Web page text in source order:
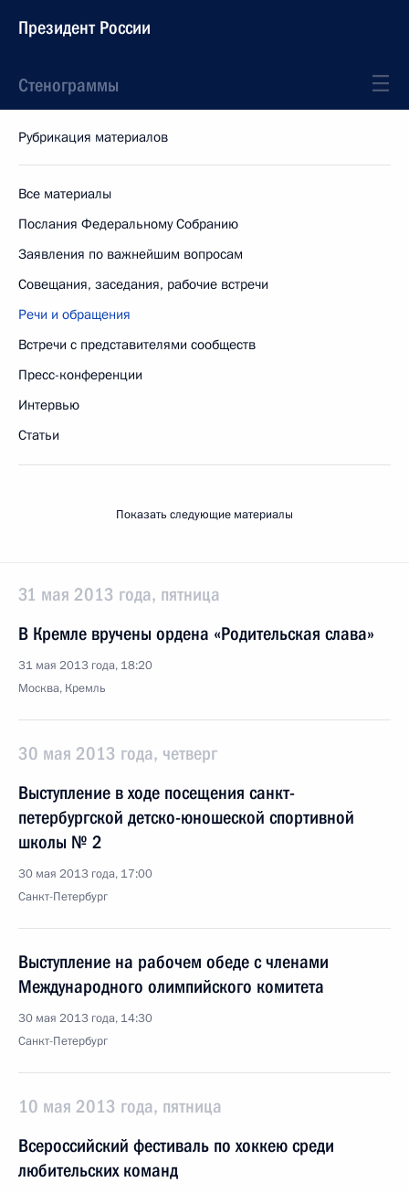
Президент России
Стенограммы
Рубрикация материалов
Все материалы
Послания Федеральному Собранию
Заявления по важнейшим вопросам
Совещания, заседания, рабочие встречи
Речи и обращения
Встречи с представителями сообществ
Пресс-конференции
Интервью
Статьи
Показать следующие материалы
31 мая 2013 года, пятница
В Кремле вручены ордена «Родительская слава»
31 мая 2013 года, 18:20
Москва, Кремль
30 мая 2013 года, четверг
Выступление в ходе посещения санкт-
петербургской детско-юношеской спортивной
школы № 2
30 мая 2013 года, 17:00
Санкт-Петербург
Выступление на рабочем обеде с членами
Международного олимпийского комитета
30 мая 2013 года, 14:30
Санкт-Петербург
10 мая 2013 года, пятница
Всероссийский фестиваль по хоккею среди
любительских команд